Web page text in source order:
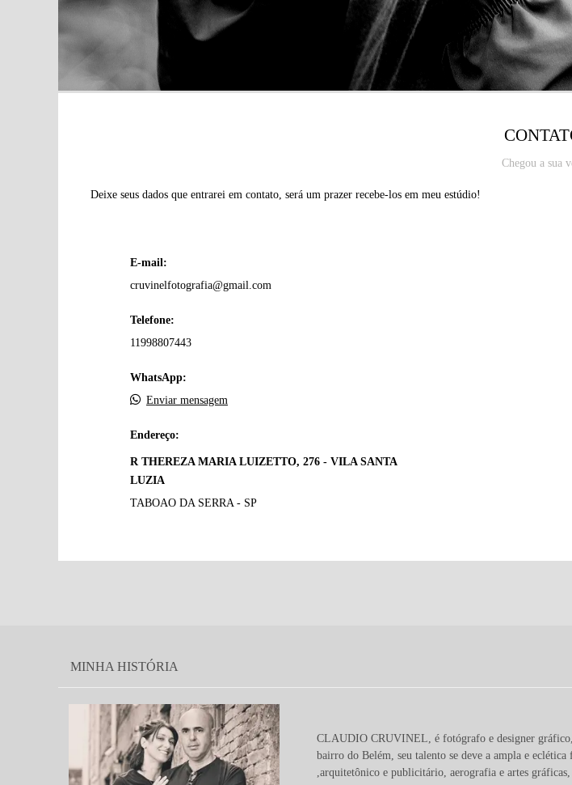
Chegou a sua
Deixe seus dados que entrarei em contato, será um prazer recebe-los em meu estúdio!
E-mail:
cruvinelfotografia@gmail.com
Telefone:
11998807443
WhatsApp:
Enviar mensagem
Endereço:
R THEREZA MARIA LUIZETTO, 276 - VILA SANTA
LUZIA
TABOAO DA SERRA - SP
MINHA HISTÓRIA
CLAUDIO CRUVINEL, é fotógrafo e designer
bairro do Belém, seu talento se deve a ampla e
,arquitetônico e publicitário, aerografia e artes gráficas,